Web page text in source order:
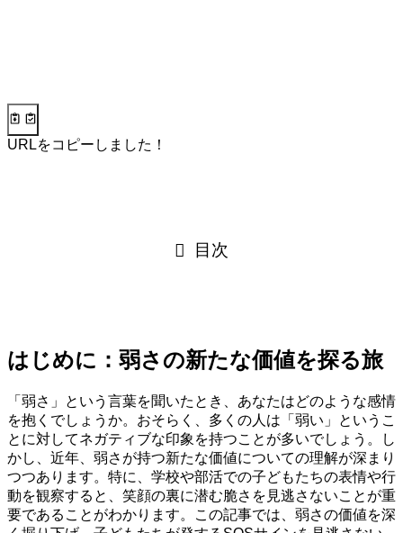
URLをコピーしました！
目次
はじめに：弱さの新たな価値を探る旅
「弱さ」という言葉を聞いたとき、あなたはどのような感情
を抱くでしょうか。おそらく、多くの人は「弱い」というこ
とに対してネガティブな印象を持つことが多いでしょう。し
かし、近年、弱さが持つ新たな価値についての理解が深まり
つつあります。特に、学校や部活での子どもたちの表情や行
動を観察すると、笑顔の裏に潜む脆さを見逃さないことが重
要であることがわかります。この記事では、弱さの価値を深